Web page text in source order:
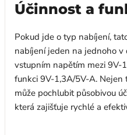
Účinnost a
Pokud jde o typ nabíjení,
nabíjení jeden na jednoho v
vstupním napětím mezi 9V-
funkci 9V-1,3A/5V-A. Nejen
může pochlubit působivou
která zajišťuje rychlé a